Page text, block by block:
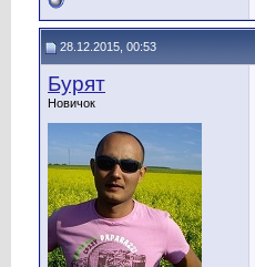
28.12.2015, 00:53
Бурят
Новичок